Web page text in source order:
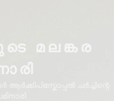
മലങ്കര
ചർച്ചിന്റെ